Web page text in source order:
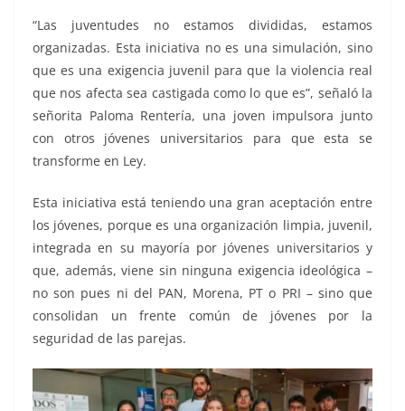
“Las juventudes no estamos divididas, estamos
organizadas. Esta iniciativa no es una simulación, sino
que es una exigencia juvenil para que la violencia real
que nos afecta sea castigada como lo que es”, señaló la
señorita Paloma Rentería, una joven impulsora junto
con otros jóvenes universitarios para que esta se
transforme en Ley.
Esta iniciativa está teniendo una gran aceptación entre
los jóvenes, porque es una organización limpia, juvenil,
integrada en su mayoría por jóvenes universitarios y
que, además, viene sin ninguna exigencia ideológica –
no son pues ni del PAN, Morena, PT o PRI – sino que
consolidan un frente común de jóvenes por la
seguridad de las parejas.